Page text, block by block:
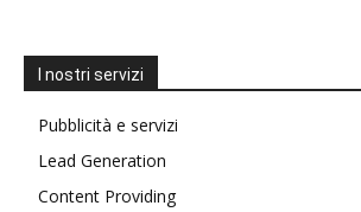
I nostri servizi
Pubblicità e servizi
Lead Generation
Content Providing